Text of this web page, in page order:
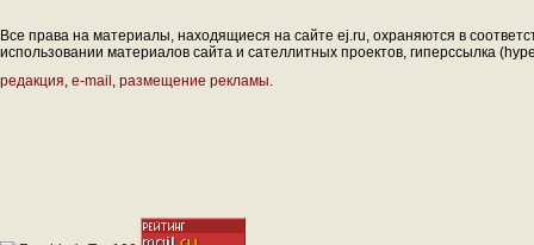
Все права на материалы, находящиеся на сайте ej.ru, охраняются в
использовании материалов сайта и сателлитных проектов, гиперссылка
редакция, e-mail , размещение рекламы.